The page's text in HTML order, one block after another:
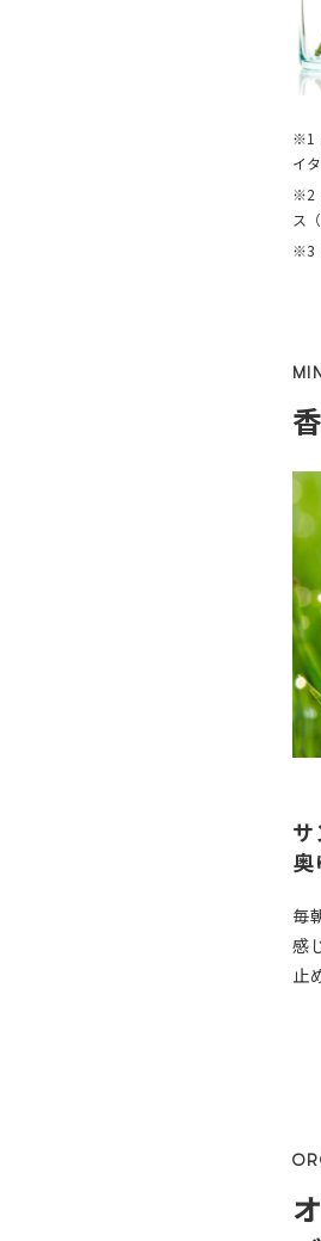
※1
イ
※2
ス
※3
奥
毎
感
止